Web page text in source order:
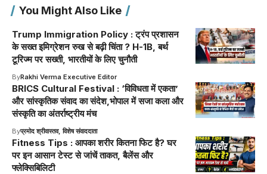
You Might Also Like
Trump Immigration Policy : ट्रंप प्रशासन
के सख्त इमिग्रेशन रुख से बढ़ी चिंता ? H-1B, बर्थ
टूरिज्म पर सख्ती, भारतीयों के लिए चुनौती
ByRakhi Verma Executive Editor
BRICS Cultural Festival : ‘विविधता में एकता’
और सांस्कृतिक संवाद का संदेश,भोपाल में सजा कला और
संस्कृति का अंतर्राष्ट्रीय मंच
Byप्रमोद श्रीवास्तव, विशेष संवाददाता
Fitness Tips : आपका शरीर कितना फिट है? घर
पर इन आसान टेस्ट से जांचें ताकत, बैलेंस और
फ्लेक्सिबिलिटी